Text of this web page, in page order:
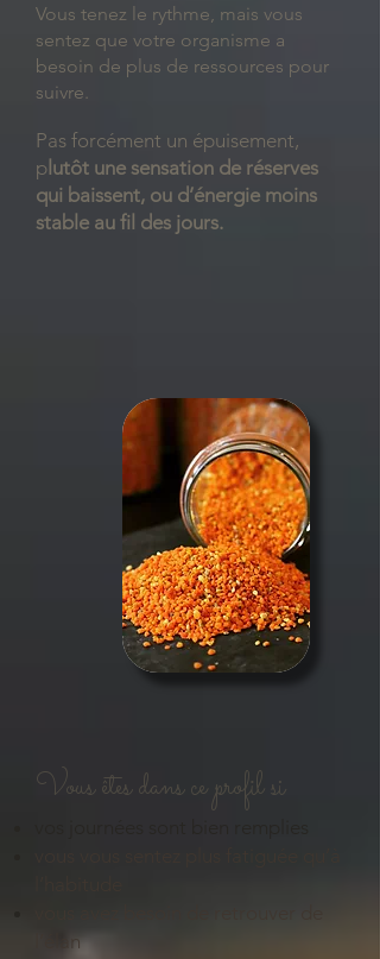
Pas forcément un épuisement,
p lutôt une sensation de réserves
qui baissent, ou d’énergie moins
stable au fil des jours.
Vous tenez le rythme, mais vous
sentez que votre organisme a
besoin de plus de ressources pour
suivre.
Vous êtes dans ce profil si
l’élan